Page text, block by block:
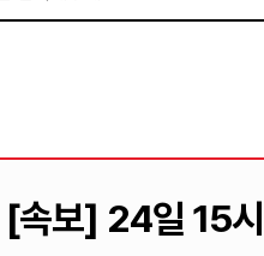
[속보] 24일 15